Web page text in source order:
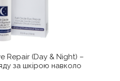
Repair (Day & Night) –
за шкірою навколо